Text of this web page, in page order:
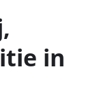
in